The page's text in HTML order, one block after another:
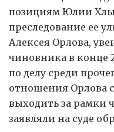
позициям Юлии
преследование ее
Алексея Орлова,
чиновника в конце
по делу среди
отношения Орлова
выходить за рамки
заявляли на суде